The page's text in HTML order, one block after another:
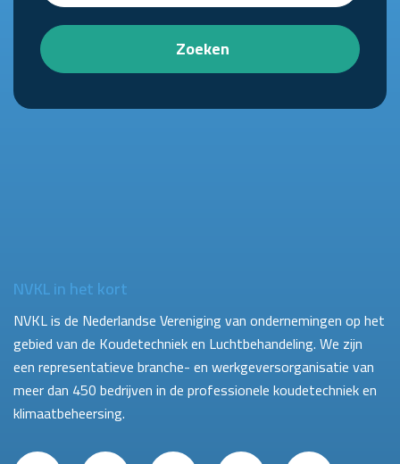
Zoeken
NVKL in het kort
NVKL is de Nederlandse Vereniging van ondernemingen op het
gebied van de Koudetechniek en Luchtbehandeling. We zijn
een representatieve branche- en werkgeversorganisatie van
meer dan 450 bedrijven in de professionele koudetechniek en
klimaatbeheersing.